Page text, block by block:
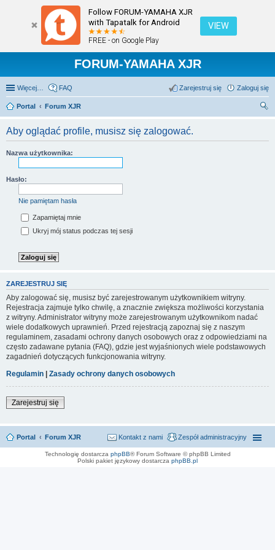
Follow FORUM-YAMAHA XJR
with Tapatalk for Android
FREE - on Google Play
VIEW
FORUM-YAMAHA XJR
Więcej… FAQ Zaloguj się
Zarejestruj się
Portal
Forum XJR
Aby oglądać profile, musisz się zalogować.
Nazwa użytkownika:
Hasło:
Nie pamiętam hasła
Zapamiętaj mnie
Ukryj mój status podczas tej sesji
ZAREJESTRUJ SIĘ
Aby zalogować się, musisz być zarejestrowanym użytkownikiem witryny.
Rejestracja zajmuje tylko chwilę, a znacznie zwiększa możliwości korzystania
z witryny. Administrator witryny może zarejestrowanym użytkownikom nadać
wiele dodatkowych uprawnień. Przed rejestracją zapoznaj się z naszym
regulaminem, zasadami ochrony danych osobowych oraz z odpowiedziami na
często zadawane pytania (FAQ), gdzie jest wyjaśnionych wiele podstawowych
zagadnień dotyczących funkcjonowania witryny.
Regulamin
Zasady ochrony danych osobowych
Zarejestruj się
Portal Forum XJR Zespół administracyjny
Kontakt z nami
Technologię dostarcza phpBB® Forum Software © phpBB Limited
Polski pakiet językowy dostarcza phpBB.pl